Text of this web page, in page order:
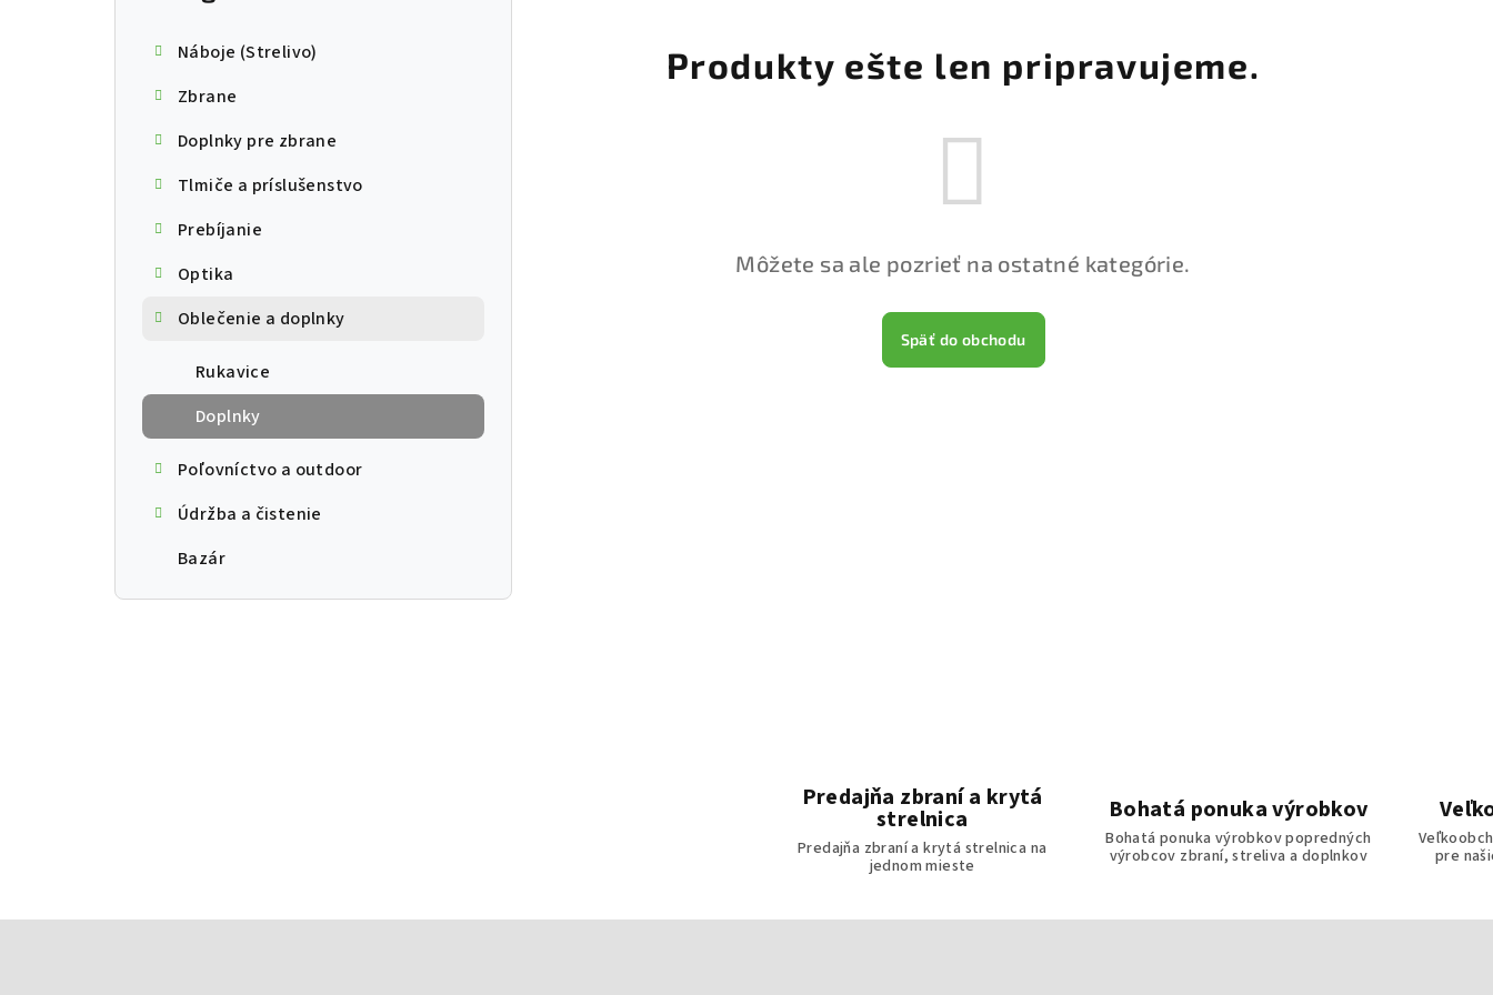
Náboje (Strelivo)
Zbrane
Doplnky pre zbrane
Tlmiče a príslušenstvo
Prebíjanie
Optika
Oblečenie a doplnky
Rukavice
Doplnky
Poľovníctvo a outdoor
Údržba a čistenie
Bazár
Produkty ešte len pripravujeme.
Môžete sa ale pozrieť na ostatné kategórie.
Späť do obchodu
Predajňa zbraní a krytá
strelnica
Predajňa zbraní a krytá strelnica na
jednom mieste
Bohatá ponuka výrobkov
Bohatá ponuka výrobkov popredných
výrobcov zbraní, streliva a doplnkov
pre